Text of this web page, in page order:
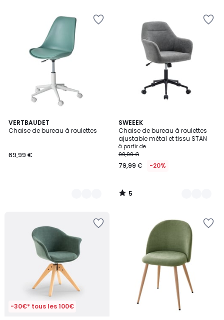
appliquée.
VERTBAUDET
Chaise de bureau à roulettes
69,99 €
4
Couleurs
SWEEEK
Chaise de bureau à roulettes
ajustable métal et tissu STAN
à partir de
99,99 €
79,99 € -20%
5
/
5
4
Couleurs
5
/
-30€* tous les 100€